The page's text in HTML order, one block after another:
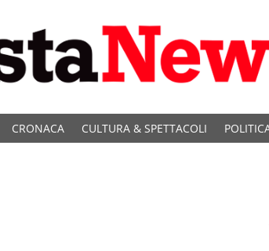
CRONACA CULTURA & SPETTACOLI